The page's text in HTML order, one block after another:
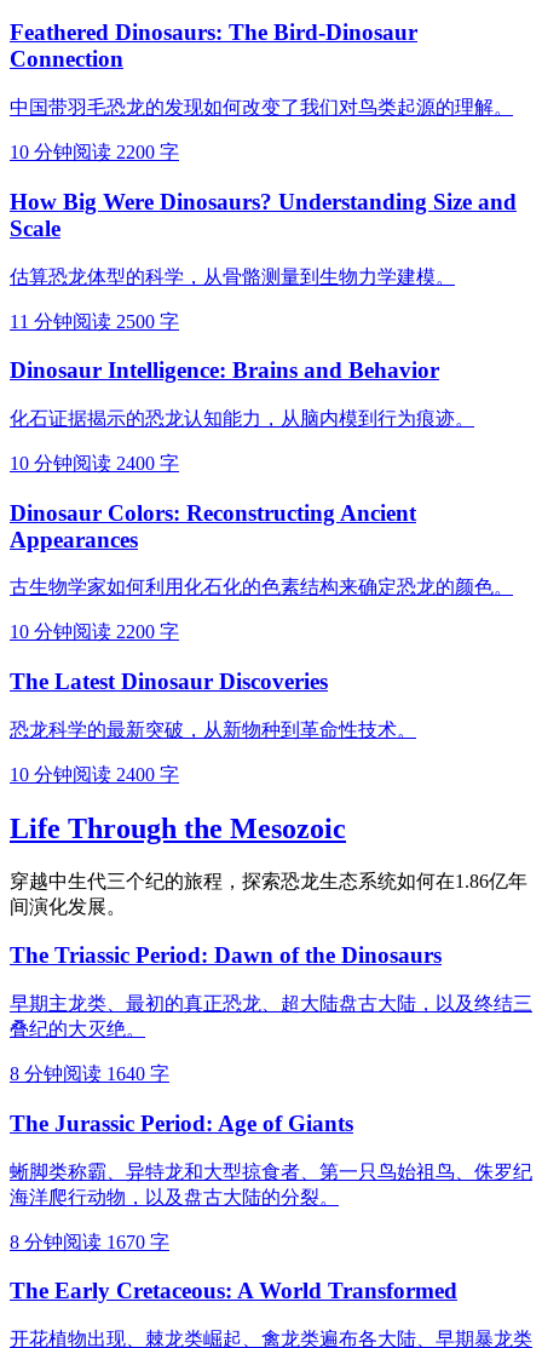
Feathered Dinosaurs: The Bird-Dinosaur
Connection
中国带羽毛恐龙的发现如何改变了我们对鸟类起源的理解。
10 分钟阅读 2200 字
How Big Were Dinosaurs? Understanding Size and
Scale
估算恐龙体型的科学，从骨骼测量到生物力学建模。
11 分钟阅读 2500 字
Dinosaur Intelligence: Brains and Behavior
化石证据揭示的恐龙认知能力，从脑内模到行为痕迹。
10 分钟阅读 2400 字
Dinosaur Colors: Reconstructing Ancient
Appearances
古生物学家如何利用化石化的色素结构来确定恐龙的颜色。
10 分钟阅读 2200 字
The Latest Dinosaur Discoveries
恐龙科学的最新突破，从新物种到革命性技术。
10 分钟阅读 2400 字
Life Through the Mesozoic
穿越中生代三个纪的旅程，探索恐龙生态系统如何在1.86亿年
间演化发展。
The Triassic Period: Dawn of the Dinosaurs
早期主龙类、最初的真正恐龙、超大陆盘古大陆，以及终结三
叠纪的大灭绝。
8 分钟阅读 1640 字
The Jurassic Period: Age of Giants
蜥脚类称霸、异特龙和大型掠食者、第一只鸟始祖鸟、侏罗纪
海洋爬行动物，以及盘古大陆的分裂。
8 分钟阅读 1670 字
The Early Cretaceous: A World Transformed
开花植物出现、棘龙类崛起、禽龙类遍布各大陆、早期暴龙类